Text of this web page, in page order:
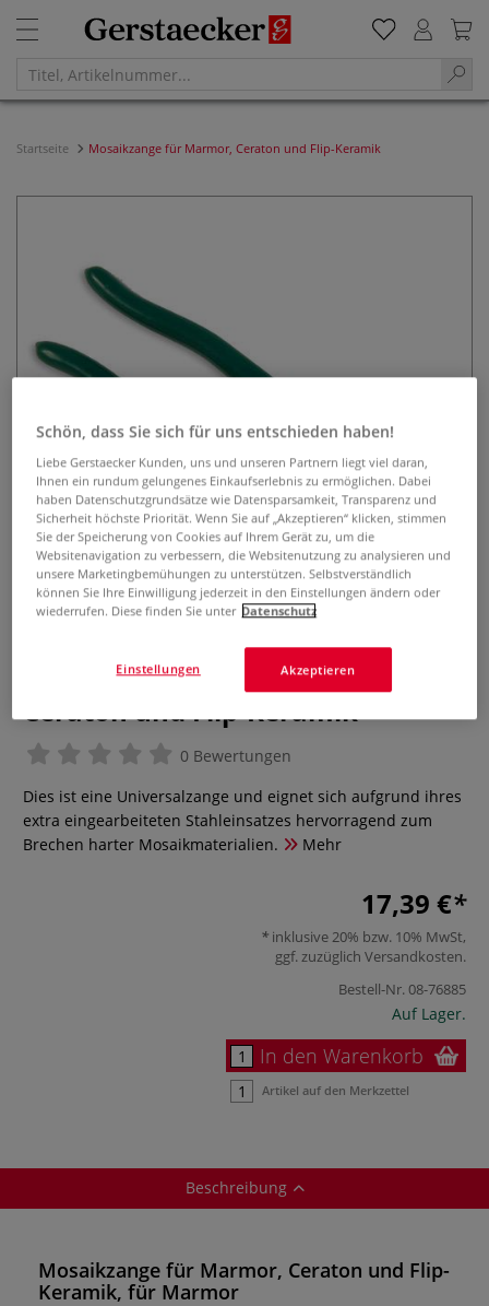
Startseite Mosaikzange für Marmor, Ceraton und Flip-Keramik
Mosaikzange für Marmor,
Ceraton und Flip-Keramik
0 Bewertungen
Dies ist eine Universalzange und eignet sich aufgrund ihres
extra eingearbeiteten Stahleinsatzes hervorragend zum
Brechen harter Mosaikmaterialien.
Mehr
17,39 €
inklusive 20% bzw. 10% MwSt,
ggf. zuzüglich Versandkosten.
Bestell-Nr.08-76885
Auf Lager.
In den Warenkorb
Artikel auf den Merkzettel
Beschreibung
Mosaikzange für Marmor, Ceraton und Flip-
Keramik, für Marmor
Schön, dass Sie sich für uns entschieden haben!
Liebe Gerstaecker Kunden, uns und unseren Partnern liegt viel daran,
Ihnen ein rundum gelungenes Einkaufserlebnis zu ermöglichen. Dabei
haben Datenschutzgrundsätze wie Datensparsamkeit, Transparenz und
Sicherheit höchste Priorität. Wenn Sie auf „Akzeptieren“ klicken, stimmen
Sie der Speicherung von Cookies auf Ihrem Gerät zu, um die
Websitenavigation zu verbessern, die Websitenutzung zu analysieren und
unsere Marketingbemühungen zu unterstützen. Selbstverständlich
können Sie Ihre Einwilligung jederzeit in den Einstellungen ändern oder
wiederrufen. Diese finden Sie unter Datenschutz
Akzeptieren
Einstellungen